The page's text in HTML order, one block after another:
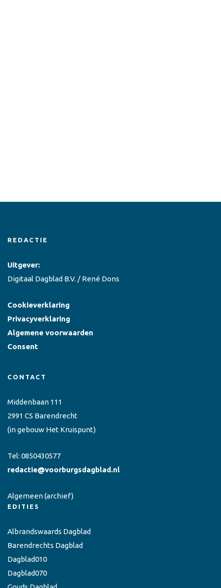
REDACTIE
Uitgever:
Digitaal Dagblad B.V. / René Dons
Cookieverklaring
Privacyverklaring
Algemene voorwaarden
Consent
CONTACT
Middenbaan 111
2991 CS Barendrecht
(in gebouw Het Kruispunt)
Tel: 0850430577
redactie@voorburgsdagblad.nl
Algemeen(archief)
EDITIES
Albrandswaards Dagblad
Barendrechts Dagblad
Dagblad010
Dagblad070